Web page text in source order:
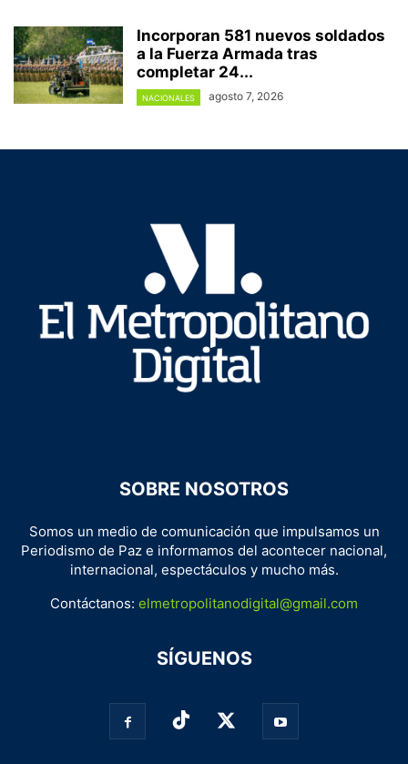
Incorporan 581 nuevos soldados
a la Fuerza Armada tras
completar 24...
NACIONALES agosto 7, 2026
SOBRE NOSOTROS
Somos un medio de comunicación que impulsamos un
Periodismo de Paz e informamos del acontecer nacional,
internacional, espectáculos y mucho más.
Contáctanos: elmetropolitanodigital@gmail.com
SÍGUENOS